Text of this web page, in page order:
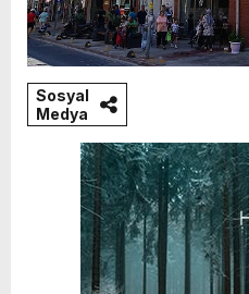
Sosyal
Medya